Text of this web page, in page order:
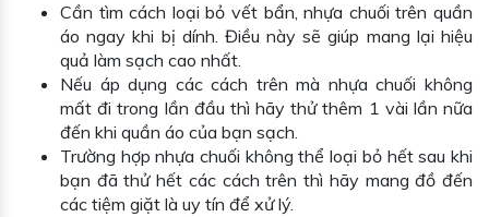
Cần tìm cách loại bỏ vết bẩn, nhựa chuối trên quần
áo ngay khi bị dính. Điều này sẽ giúp mang lại hiệu
quả làm sạch cao nhất.
Nếu áp dụng các cách trên mà nhựa chuối không
mất đi trong lần đầu thì hãy thử thêm 1 vài lần nữa
đến khi quần áo của bạn sạch.
Trường hợp nhựa chuối không thể loại bỏ hết sau khi
bạn đã thử hết các cách trên thì hãy mang đồ đến
các tiệm giặt là uy tín để xử lý.